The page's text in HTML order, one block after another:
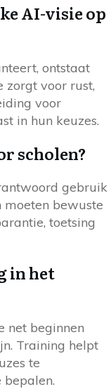
AI-visie op
ontstaat
zorgt voor rust,
voor
in hun keuzes.
scholen?
gebruik
moeten bewuste
toetsing
in het
net beginnen
Training helpt
te